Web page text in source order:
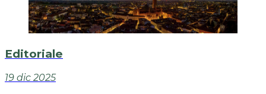
Editoriale
19 dic 2025